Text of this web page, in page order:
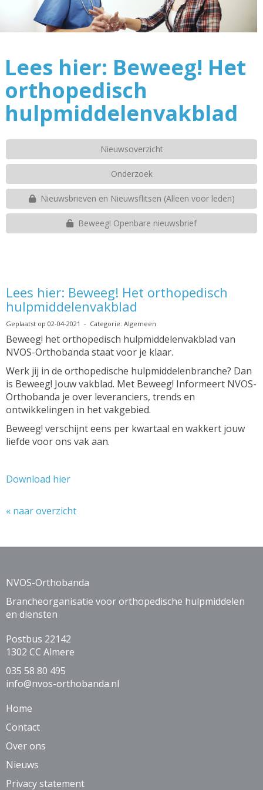
Lees hier: Beweeg! Het
orthopedisch
hulpmiddelenvakblad
Nieuwsoverzicht
Onderzoek
Nieuwsbrieven en Nieuwsflitsen (Alleen voor leden)
Beweeg! Openbare nieuwsbrief
Lees hier: Beweeg! Het orthopedisch
hulpmiddelenvakblad
Geplaatst op 02-04-2021 - Categorie: Algemeen
Beweeg! het orthopedisch hulpmiddelenvakblad van
NVOS-Orthobanda staat voor je klaar.
Werk jij in de orthopedische hulpmiddelenbranche? Dan
is Beweeg! Jouw vakblad. Met Beweeg! Informeert NVOS-
Orthobanda je over leveranciers, trends en
ontwikkelingen in het vakgebied.
Beweeg! verschijnt eens per kwartaal en wakkert jouw
liefde voor ons vak aan.
Download hier
« naar overzicht
NVOS-Orthobanda
Brancheorganisatie voor orthopedische hulpmiddelen
en diensten
Postbus 22142
1302 CC Almere
035 58 80 495
ofni@nvos-orthobanda.nl
Home
Contact
Over ons
Nieuws
Privacy statement